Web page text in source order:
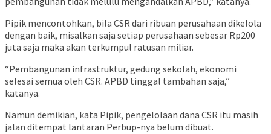
Pipik mencontohkan, bila CSR dari ribuan perusahaan dikelola
dengan baik, misalkan saja setiap perusahaan sebesar Rp200
juta saja maka akan terkumpul ratusan miliar.
“Pembangunan infrastruktur, gedung sekolah, ekonomi
selesai semua oleh CSR. APBD tinggal tambahan saja,”
katanya.
Namun demikian, kata Pipik, pengelolaan dana CSR itu masih
jalan ditempat lantaran Perbup-nya belum dibuat.